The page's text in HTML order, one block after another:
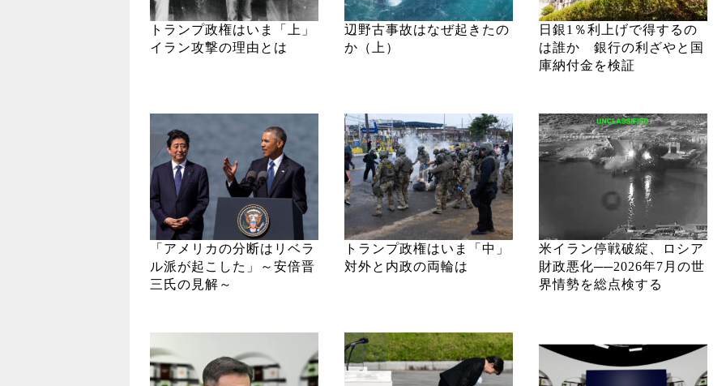
トランプ政権はいま「上」
イラン攻撃の理由とは
辺野古事故はなぜ起きたの
か（上）
日銀1％利上げで得するの
は誰か 銀行の利ざやと国
庫納付金を検証
「アメリカの分断はリベラ
ル派が起こした」～安倍晋
三氏の見解～
トランプ政権はいま「中」
対外と内政の両輪は
米イラン停戦破綻、ロシア
財政悪化──2026年7月の世
界情勢を総点検する